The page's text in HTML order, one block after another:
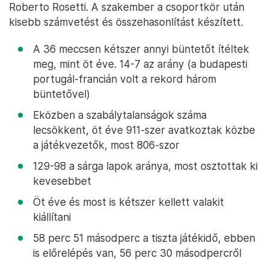
Roberto Rosetti. A szakember a csoportkör után
kisebb számvetést és összehasonlítást készített.
A 36 meccsen kétszer annyi büntetőt ítéltek
meg, mint öt éve. 14-7 az arány (a budapesti
portugál-francián volt a rekord három
büntetővel)
Eközben a szabálytalanságok száma
lecsökkent, öt éve 911-szer avatkoztak közbe
a játékvezetők, most 806-szor
129-98 a sárga lapok aránya, most osztottak ki
kevesebbet
Öt éve és most is kétszer kellett valakit
kiállítani
58 perc 51 másodperc a tiszta játékidő, ebben
is előrelépés van, 56 perc 30 másodpercről